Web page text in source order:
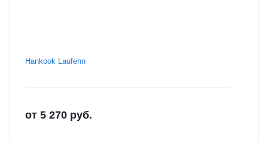
Hankook Laufenn
от 5 270 руб.